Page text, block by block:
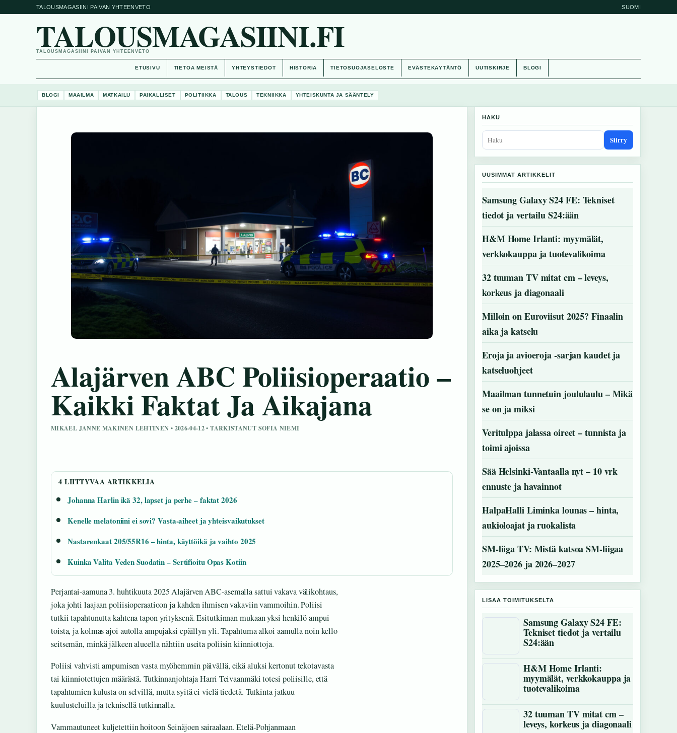
TALOUSMAGASIINI PAIVAN YHTEENVETO SUOMI
TALOUSMAGASIINI.FI
TALOUSMAGASIINI PAIVAN YHTEENVETO
ETUSIVU TIETOA MEISTÄ YHTEYSTIEDOT HISTORIA TIETOSUOJASELOSTE EVÄSTEKÄYTÄNTÖ UUTISKIRJE BLOGI
BLOGI MAAILMA MATKAILU PAIKALLISET POLITIIKKA TALOUS TEKNIIKKA YHTEISKUNTA JA SÄÄNTELY
Alajärven ABC Poliisioperaatio –
Kaikki Faktat Ja Aikajana
MIKAEL JANNE MAKINEN LEHTINEN • 2026-04-12 • TARKISTANUT SOFIA NIEMI
4 LIITTYVAA ARTIKKELIA
Johanna Harlin ikä 32, lapset ja perhe – faktat 2026
Kenelle melatoniini ei sovi? Vasta-aiheet ja yhteisvaikutukset
Nastarenkaat 205/55R16 – hinta, käyttöikä ja vaihto 2025
Kuinka Valita Veden Suodatin – Sertifioitu Opas Kotiin
Perjantai-aamuna 3. huhtikuuta 2025 Alajärven ABC-asemalla sattui vakava välikohtaus,
joka johti laajaan poliisioperaatioon ja kahden ihmisen vakaviin vammoihin. Poliisi
tutkii tapahtunutta kahtena tapon yrityksenä. Esitutkinnan mukaan yksi henkilö ampui
toista, ja kolmas ajoi autolla ampujaksi epäillyn yli. Tapahtuma alkoi aamulla noin kello
seitsemän, minkä jälkeen alueella nähtiin useita poliisin kiinniottoja.
Poliisi vahvisti ampumisen vasta myöhemmin päivällä, eikä aluksi kertonut tekotavasta
tai kiinniotettujen määrästä. Tutkinnanjohtaja Harri Teivaanmäki totesi poliisille, että
tapahtumien kulusta on selvillä, mutta syitä ei vielä tiedetä. Tutkinta jatkuu
kuulusteluilla ja teknisellä tutkinnalla.
Vammautuneet kuljetettiin hoitoon Seinäjoen sairaalaan. Etelä-Pohjanmaan
HAKU
Siirry
UUSIMMAT ARTIKKELIT
Samsung Galaxy S24 FE: Tekniset
tiedot ja vertailu S24:ään
H&M Home Irlanti: myymälät,
verkkokauppa ja tuotevalikoima
32 tuuman TV mitat cm – leveys,
korkeus ja diagonaali
Milloin on Euroviisut 2025? Finaalin
aika ja katselu
Eroja ja avioeroja -sarjan kaudet ja
katseluohjeet
Maailman tunnetuin joululaulu – Mikä
se on ja miksi
Veritulppa jalassa oireet – tunnista ja
toimi ajoissa
Sää Helsinki-Vantaalla nyt – 10 vrk
ennuste ja havainnot
HalpaHalli Liminka lounas – hinta,
aukioloajat ja ruokalista
SM-liiga TV: Mistä katsoa SM-liigaa
2025–2026 ja 2026–2027
LISAA TOIMITUKSELTA
Samsung Galaxy S24 FE:
Tekniset tiedot ja vertailu
S24:ään
H&M Home Irlanti:
myymälät, verkkokauppa ja
tuotevalikoima
32 tuuman TV mitat cm –
leveys, korkeus ja diagonaali